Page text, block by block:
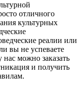
отличного
культурных
реалии или
вы не успеваете
нас можно заказать
и получить